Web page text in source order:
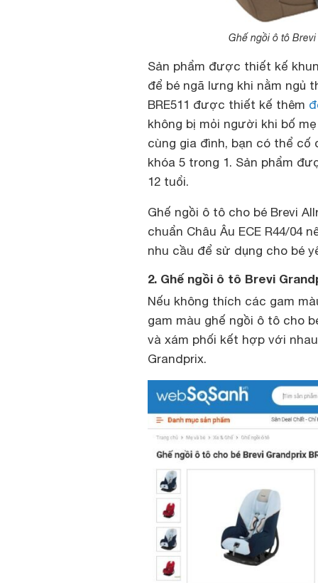
Ghế ngồi ô tô
Sản phẩm được thiết kế
để bé ngã lưng khi nằm ngủ
BRE511 được thiết kế thêm
không bị mỏi người khi bố
cùng gia đình, bạn có thể cố
khóa 5 trong 1. Sản phẩm
12 tuổi.
Ghế ngồi ô tô cho bé Brevi
chuẩn Châu Âu ECE R44/04
nhu cầu để sử dụng cho bé
2. Ghế ngồi ô tô Brevi
Nếu không thích các gam
gam màu ghế ngồi ô tô cho
và xám phối kết hợp với
Grandprix.